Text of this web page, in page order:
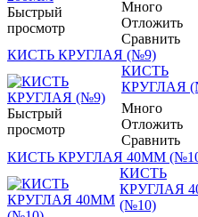
Быстрый
просмотр
Много
Отложить
Сравнить
КИСТЬ КРУГЛАЯ (№9)
Быстрый
просмотр
КИСТЬ
КРУГЛАЯ
Много
Отложить
Сравнить
КИСТЬ КРУГЛАЯ 40ММ
КИСТЬ
КРУГЛАЯ
(№10)